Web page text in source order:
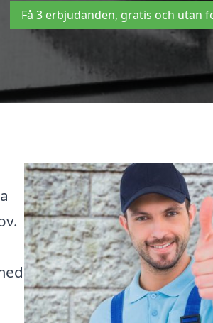
Få 3 erbjudanden, gratis och utan